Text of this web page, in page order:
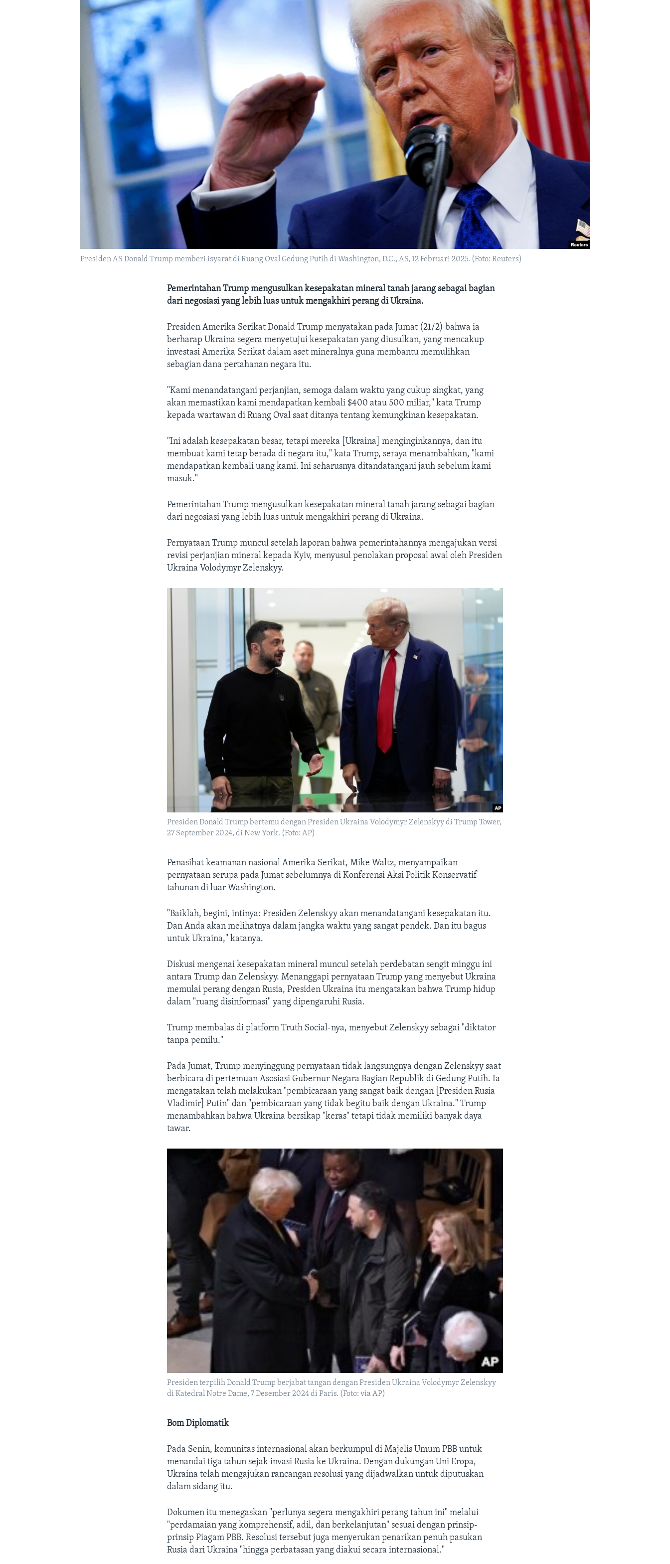
Presiden AS Donald Trump memberi isyarat di Ruang Oval Gedung Putih di Washington, D.C., AS, 12 Februari 2025. (Foto: Reuters)
Pemerintahan Trump mengusulkan kesepakatan mineral tanah jarang sebagai bagian
dari negosiasi yang lebih luas untuk mengakhiri perang di Ukraina.
Presiden Amerika Serikat Donald Trump menyatakan pada Jumat (21/2) bahwa ia
berharap Ukraina segera menyetujui kesepakatan yang diusulkan, yang mencakup
investasi Amerika Serikat dalam aset mineralnya guna membantu memulihkan
sebagian dana pertahanan negara itu.
"Kami menandatangani perjanjian, semoga dalam waktu yang cukup singkat, yang
akan memastikan kami mendapatkan kembali $400 atau 500 miliar," kata Trump
kepada wartawan di Ruang Oval saat ditanya tentang kemungkinan kesepakatan.
"Ini adalah kesepakatan besar, tetapi mereka [Ukraina] menginginkannya, dan itu
membuat kami tetap berada di negara itu," kata Trump, seraya menambahkan, "kami
mendapatkan kembali uang kami. Ini seharusnya ditandatangani jauh sebelum kami
masuk."
Pemerintahan Trump mengusulkan kesepakatan mineral tanah jarang sebagai bagian
dari negosiasi yang lebih luas untuk mengakhiri perang di Ukraina.
Pernyataan Trump muncul setelah laporan bahwa pemerintahannya mengajukan versi
revisi perjanjian mineral kepada Kyiv, menyusul penolakan proposal awal oleh Presiden
Ukraina Volodymyr Zelenskyy.
Presiden Donald Trump bertemu dengan Presiden Ukraina Volodymyr Zelenskyy di Trump Tower,
27 September 2024, di New York. (Foto: AP)
Penasihat keamanan nasional Amerika Serikat, Mike Waltz, menyampaikan
pernyataan serupa pada Jumat sebelumnya di Konferensi Aksi Politik Konservatif
tahunan di luar Washington.
"Baiklah, begini, intinya: Presiden Zelenskyy akan menandatangani kesepakatan itu.
Dan Anda akan melihatnya dalam jangka waktu yang sangat pendek. Dan itu bagus
untuk Ukraina," katanya.
Diskusi mengenai kesepakatan mineral muncul setelah perdebatan sengit minggu ini
antara Trump dan Zelenskyy. Menanggapi pernyataan Trump yang menyebut Ukraina
memulai perang dengan Rusia, Presiden Ukraina itu mengatakan bahwa Trump hidup
dalam "ruang disinformasi" yang dipengaruhi Rusia.
Trump membalas di platform Truth Social-nya, menyebut Zelenskyy sebagai "diktator
tanpa pemilu."
Pada Jumat, Trump menyinggung pernyataan tidak langsungnya dengan Zelenskyy saat
berbicara di pertemuan Asosiasi Gubernur Negara Bagian Republik di Gedung Putih. Ia
mengatakan telah melakukan "pembicaraan yang sangat baik dengan [Presiden Rusia
Vladimir] Putin" dan "pembicaraan yang tidak begitu baik dengan Ukraina." Trump
menambahkan bahwa Ukraina bersikap "keras" tetapi tidak memiliki banyak daya
tawar.
Presiden terpilih Donald Trump berjabat tangan dengan Presiden Ukraina Volodymyr Zelenskyy
di Katedral Notre Dame, 7 Desember 2024 di Paris. (Foto: via AP)
Bom Diplomatik
Pada Senin, komunitas internasional akan berkumpul di Majelis Umum PBB untuk
menandai tiga tahun sejak invasi Rusia ke Ukraina. Dengan dukungan Uni Eropa,
Ukraina telah mengajukan rancangan resolusi yang dijadwalkan untuk diputuskan
dalam sidang itu.
Dokumen itu menegaskan "perlunya segera mengakhiri perang tahun ini" melalui
"perdamaian yang komprehensif, adil, dan berkelanjutan" sesuai dengan prinsip-
prinsip Piagam PBB. Resolusi tersebut juga menyerukan penarikan penuh pasukan
Rusia dari Ukraina "hingga perbatasan yang diakui secara internasional."